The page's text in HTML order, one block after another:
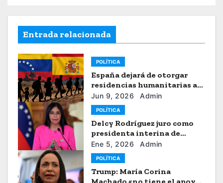
Entrada relacionada
POLÍTICA
España dejará de otorgar
residencias humanitarias a
venezolanos
Jun 9, 2026 Admin
POLÍTICA
Delcy Rodríguez juro como
presidenta interina de
Venezuela
Ene 5, 2026 Admin
POLÍTICA
Trump: María Corina
Machado «no tiene el apoyo»